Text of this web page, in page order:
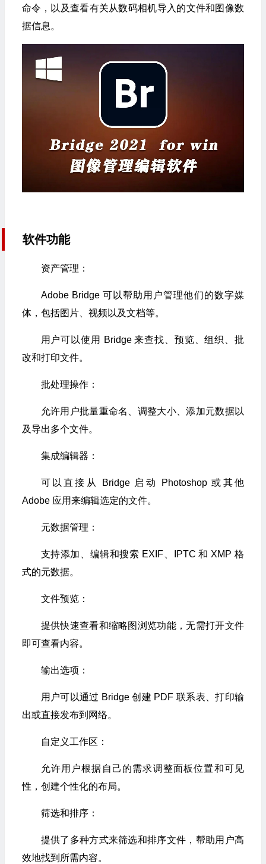
命令，以及查看有关从数码相机导入的文件和图像数
据信息。
软件功能
资产管理：
Adobe Bridge 可以帮助用户管理他们的数字媒
体，包括图片、视频以及文档等。
用户可以使用 Bridge 来查找、预览、组织、批
改和打印文件。
批处理操作：
允许用户批量重命名、调整大小、添加元数据以
及导出多个文件。
集成编辑器：
可以直接从 Bridge 启动 Photoshop 或其他
Adobe 应用来编辑选定的文件。
元数据管理：
支持添加、编辑和搜索 EXIF、IPTC 和 XMP 格
式的元数据。
文件预览：
提供快速查看和缩略图浏览功能，无需打开文件
即可查看内容。
输出选项：
用户可以通过 Bridge 创建 PDF 联系表、打印输
出或直接发布到网络。
自定义工作区：
允许用户根据自己的需求调整面板位置和可见
性，创建个性化的布局。
筛选和排序：
提供了多种方式来筛选和排序文件，帮助用户高
效地找到所需内容。